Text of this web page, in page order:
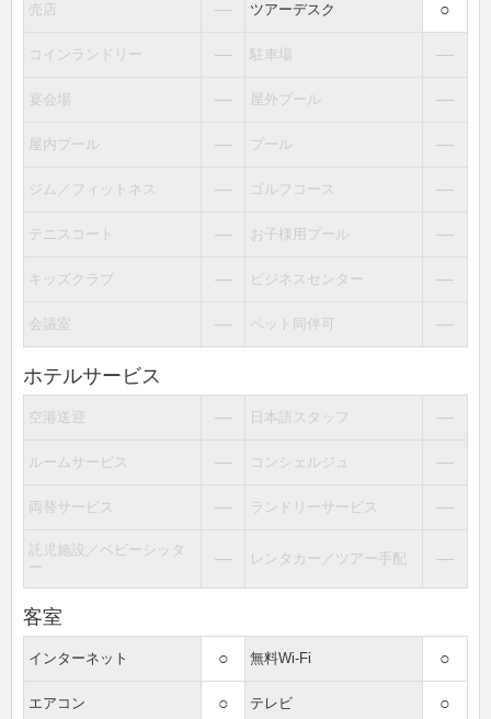
売店 ― ツアーデスク ○
コインランドリー ― 駐車場 ―
宴会場 ― 屋外プール ―
屋内プール ― プール ―
ジム／フィットネス ― ゴルフコース ―
テニスコート ― お子様用プール ―
キッズクラブ ― ビジネスセンター ―
会議室 ― ペット同伴可 ―
ホテルサービス
空港送迎 ― 日本語スタッフ ―
ルームサービス ― コンシェルジュ ―
両替サービス ― ランドリーサービス ―
託児施設／ベビーシッタ
ー
― レンタカー／ツアー手配 ―
客室
インターネット ○ 無料Wi-Fi ○
エアコン ○ テレビ ○